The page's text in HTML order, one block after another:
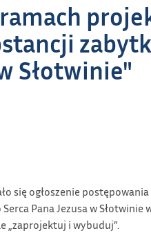
Słotwinie"
się ogłoszenie
Pana Jezusa w Słotwinie
„zaprojektuj i wybuduj”.